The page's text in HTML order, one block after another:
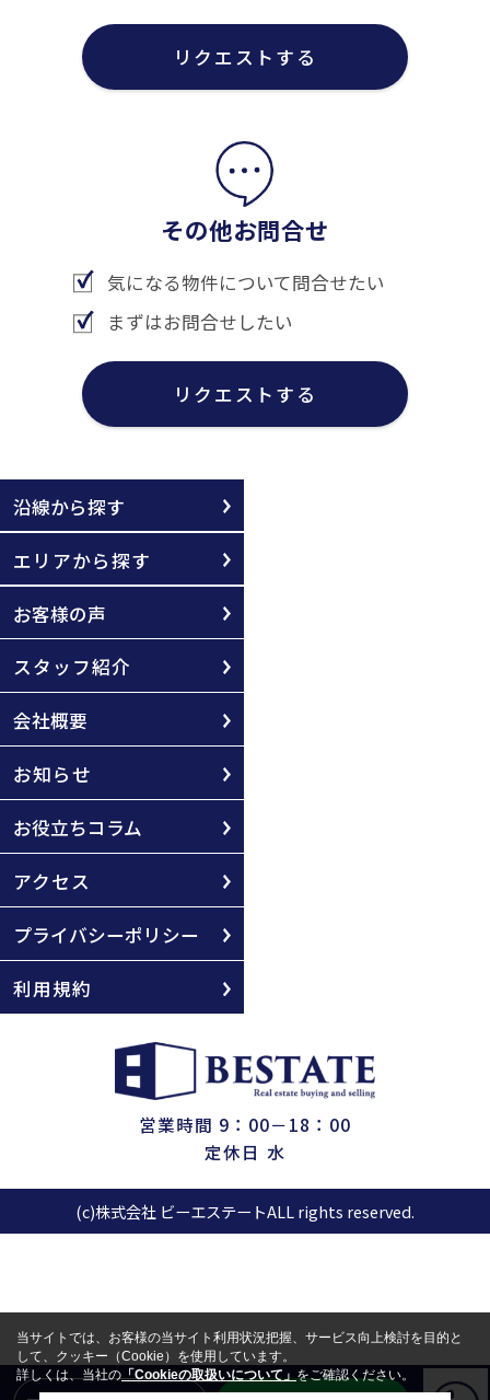
リクエストする
その他お問合せ
気になる物件について問合せたい
まずはお問合せしたい
リクエストする
沿線から探す
エリアから探す
お客様の声
スタッフ紹介
会社概要
お知らせ
お役立ちコラム
アクセス
プライバシーポリシー
利用規約
営業時間 9：00－18：00
定休日 水
(c)株式会社 ビーエステートALL rights reserved.
当サイトでは、お客様の当サイト利用状況把握、サービス向上検討を目的と
して、クッキー（Cookie）を使用しています。
詳しくは、当社の「Cookieの取扱いについて」をご確認ください。